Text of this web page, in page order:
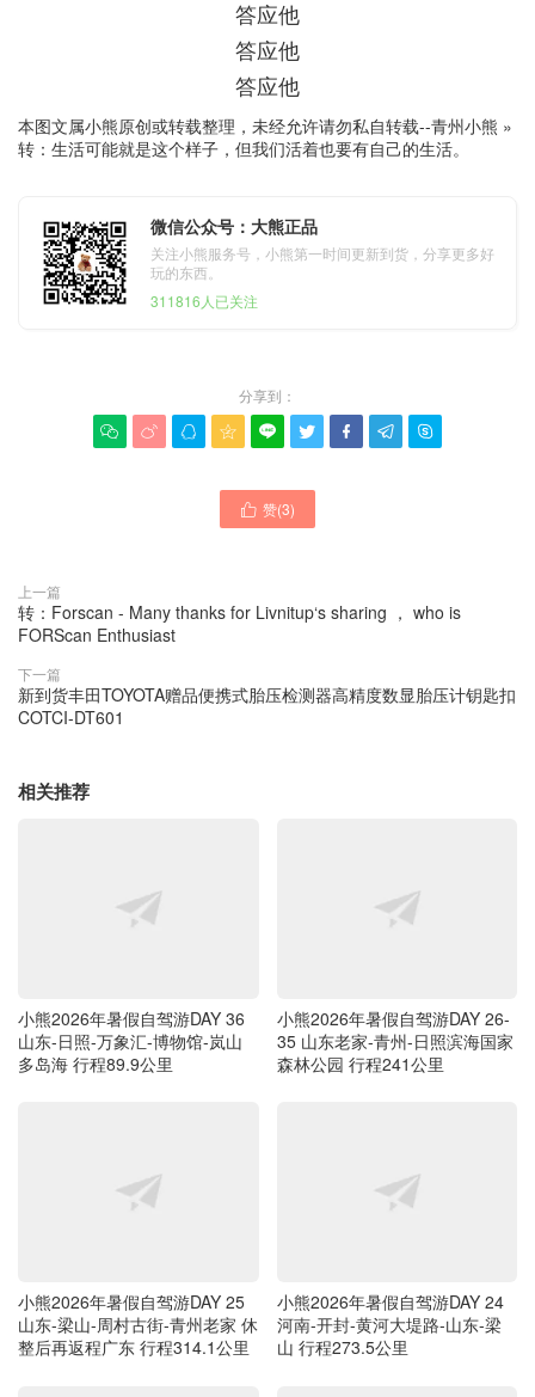
答应他
答应他
答应他
本图文属小熊原创或转载整理，未经允许请勿私自转载--青州小熊 »
转：生活可能就是这个样子，但我们活着也要有自己的生活。
微信公众号：大熊正品
关注小熊服务号，小熊第一时间更新到货，分享更多好
玩的东西。
311816人已关注
分享到：
        
 赞(3)
上一篇
转：Forscan - Many thanks for Livnitup‘s sharing ， who is
FORScan Enthusiast
下一篇
新到货丰田TOYOTA赠品便携式胎压检测器高精度数显胎压计钥匙扣
COTCI-DT601
相关推荐
小熊2026年暑假自驾游DAY 36
山东-日照-万象汇-博物馆-岚山
多岛海 行程89.9公里
小熊2026年暑假自驾游DAY 26-
35 山东老家-青州-日照滨海国家
森林公园 行程241公里
小熊2026年暑假自驾游DAY 25
山东-梁山-周村古街-青州老家 休
整后再返程广东 行程314.1公里
小熊2026年暑假自驾游DAY 24
河南-开封-黄河大堤路-山东-梁
山 行程273.5公里